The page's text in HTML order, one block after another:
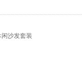
沙发套装